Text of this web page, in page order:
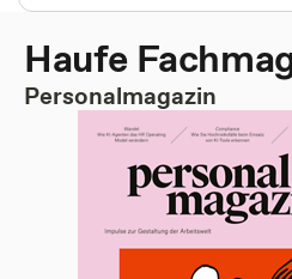
Haufe
Personalmagazin